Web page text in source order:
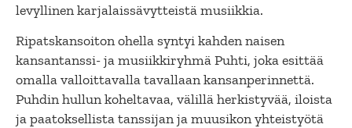
levyllinen karjalaissävytteistä musiikkia.
Ripatskansoiton ohella syntyi kahden naisen
kansantanssi- ja musiikkiryhmä Puhti, joka esittää
omalla valloittavalla tavallaan kansanperinnettä.
Puhdin hullun koheltavaa, välillä herkistyvää, iloista
ja paatoksellista tanssijan ja muusikon yhteistyötä